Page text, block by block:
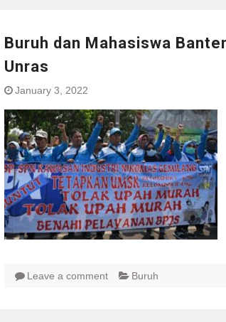
Buruh dan Mahasiswa
Unras
January 3, 2022
Leave a comment Buruh